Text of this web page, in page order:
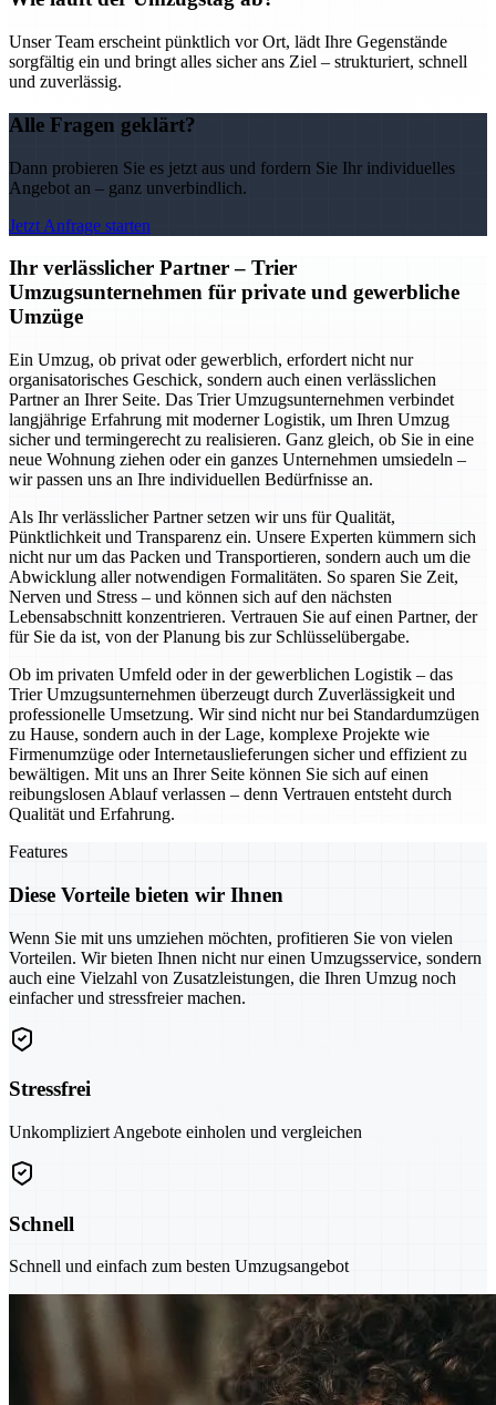
Unser Team erscheint pünktlich vor Ort, lädt Ihre Gegenstände
sorgfältig ein und bringt alles sicher ans Ziel – strukturiert, schnell
und zuverlässig.
Alle Fragen geklärt?
Dann probieren Sie es jetzt aus und fordern Sie Ihr individuelles
Angebot an – ganz unverbindlich.
Jetzt Anfrage starten
Ihr verlässlicher Partner – Trier
Umzugsunternehmen für private und gewerbliche
Umzüge
Ein Umzug, ob privat oder gewerblich, erfordert nicht nur
organisatorisches Geschick, sondern auch einen verlässlichen
Partner an Ihrer Seite. Das Trier Umzugsunternehmen verbindet
langjährige Erfahrung mit moderner Logistik, um Ihren Umzug
sicher und termingerecht zu realisieren. Ganz gleich, ob Sie in eine
neue Wohnung ziehen oder ein ganzes Unternehmen umsiedeln –
wir passen uns an Ihre individuellen Bedürfnisse an.
Als Ihr verlässlicher Partner setzen wir uns für Qualität,
Pünktlichkeit und Transparenz ein. Unsere Experten kümmern sich
nicht nur um das Packen und Transportieren, sondern auch um die
Abwicklung aller notwendigen Formalitäten. So sparen Sie Zeit,
Nerven und Stress – und können sich auf den nächsten
Lebensabschnitt konzentrieren. Vertrauen Sie auf einen Partner, der
für Sie da ist, von der Planung bis zur Schlüsselübergabe.
Ob im privaten Umfeld oder in der gewerblichen Logistik – das
Trier Umzugsunternehmen überzeugt durch Zuverlässigkeit und
professionelle Umsetzung. Wir sind nicht nur bei Standardumzügen
zu Hause, sondern auch in der Lage, komplexe Projekte wie
Firmenumzüge oder Internetauslieferungen sicher und effizient zu
bewältigen. Mit uns an Ihrer Seite können Sie sich auf einen
reibungslosen Ablauf verlassen – denn Vertrauen entsteht durch
Qualität und Erfahrung.
Features
Diese Vorteile bieten wir Ihnen
Wenn Sie mit uns umziehen möchten, profitieren Sie von vielen
Vorteilen. Wir bieten Ihnen nicht nur einen Umzugsservice, sondern
auch eine Vielzahl von Zusatzleistungen, die Ihren Umzug noch
einfacher und stressfreier machen.
Stressfrei
Unkompliziert Angebote einholen und vergleichen
Schnell
Schnell und einfach zum besten Umzugsangebot